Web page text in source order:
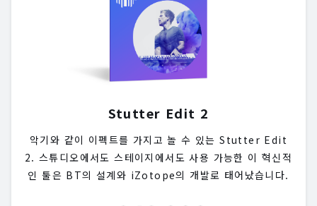
Stutter Edit 2
악기와 같이 이펙트를 가지고 놀 수 있는 Stutter Edit
2. 스튜디오에서도 스테이지에서도 사용 가능한 이 혁신적
인 툴은 BT의 설계와 iZotope의 개발로 태어났습니다.